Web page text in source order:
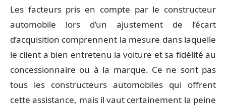
Les facteurs pris en compte par le constructeur
automobile lors d’un ajustement de l’écart
d’acquisition comprennent la mesure dans laquelle
le client a bien entretenu la voiture et sa fidélité au
concessionnaire ou à la marque. Ce ne sont pas
tous les constructeurs automobiles qui offrent
cette assistance, mais il vaut certainement la peine